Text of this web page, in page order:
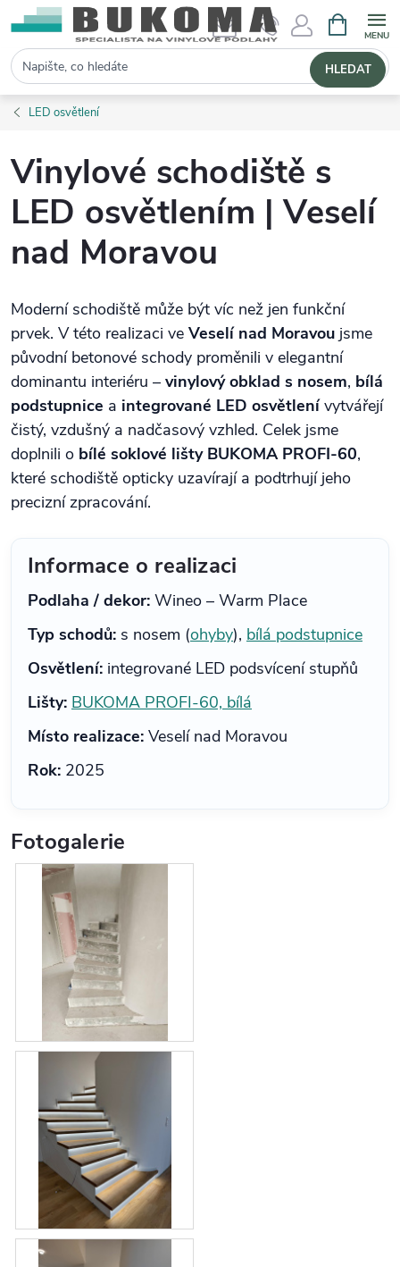
Hledat HLEDAT
LED osvětlení
Vinylové schodiště s
LED osvětlením | Veselí
nad Moravou
Moderní schodiště může být víc než jen funkční
prvek. V této realizaci ve Veselí nad Moravou jsme
původní betonové schody proměnili v elegantní
dominantu interiéru – vinylový obklad s nosem, bílá
podstupnice a integrované LED osvětlenívytvářejí
čistý, vzdušný a nadčasový vzhled. Celek jsme
doplnili o bílé soklové lišty BUKOMA PROFI-60,
které schodiště opticky uzavírají a podtrhují jeho
precizní zpracování.
Informace o realizaci
Podlaha / dekor: Wineo – Warm Place
Typ schodů: s nosem (ohyby), bílá podstupnice
Osvětlení: integrované LED podsvícení stupňů
Lišty: BUKOMA PROFI-60, bílá
Místo realizace: Veselí nad Moravou
Rok: 2025
Fotogalerie